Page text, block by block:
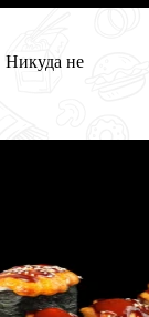
Никуда не